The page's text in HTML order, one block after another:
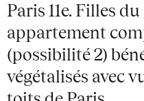
Paris 11e. Filles
appartement
(possibilité 2)
végétalisés avec